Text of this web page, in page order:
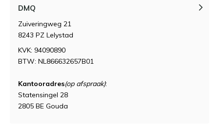
DMQ
Zuiveringweg 21
8243 PZ Lelystad
KVK: 94090890
BTW: NL866632657B01
Kantooradres(op afspraak):
Statensingel 28
2805 BE Gouda